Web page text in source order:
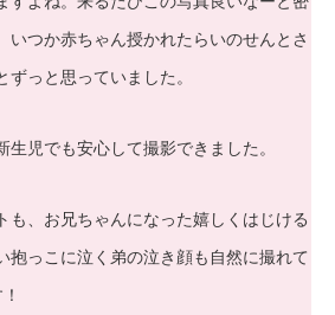
いつか赤ちゃん授かれたらいのせんとさ
ずっと思っていました。
生児でも安心して撮影できました。
も、お兄ちゃんになった嬉しくはじける
抱っこに泣く弟の泣き顔も自然に撮れて